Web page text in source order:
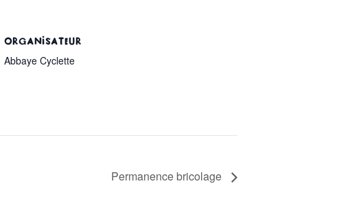
ORGANISATEUR
Abbaye Cyclette
Permanence bricolage